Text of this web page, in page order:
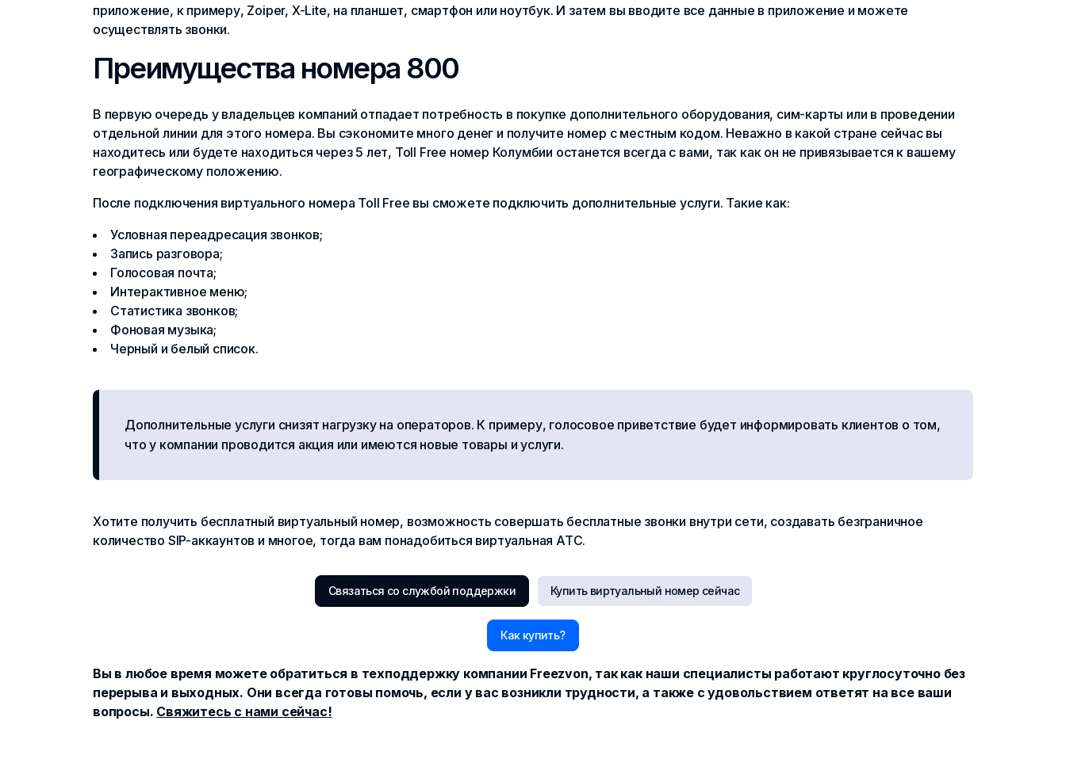
приложение, к примеру, Zoiper, X-Lite, на планшет, смартфон или ноутбук. И затем вы вводите все данные в приложение и можете
осуществлять звонки.
Преимущества номера 800
В первую очередь у владельцев компаний отпадает потребность в покупке дополнительного оборудования, сим-карты или в проведении
отдельной линии для этого номера. Вы сэкономите много денег и получите номер с местным кодом. Неважно в какой стране сейчас вы
находитесь или будете находиться через 5 лет, Toll Free номер Колумбии останется всегда с вами, так как он не привязывается к вашему
географическому положению.
После подключения виртуального номера Toll Free вы сможете подключить дополнительные услуги. Такие как:
Условная переадресация звонков;
Запись разговора;
Голосовая почта;
Интерактивное меню;
Статистика звонков;
Фоновая музыка;
Черный и белый список.
Дополнительные услуги снизят нагрузку на операторов. К примеру, голосовое приветствие будет информировать клиентов о том,
что у компании проводится акция или имеются новые товары и услуги.
Хотите получить бесплатный виртуальный номер, возможность совершать бесплатные звонки внутри сети, создавать безграничное
количество SIP-аккаунтов и многое, тогда вам понадобиться виртуальная АТС.
Связаться со службой поддержки Купить виртуальный номер сейчас
Как купить?
Вы в любое время можете обратиться в техподдержку компании Freezvon, так как наши специалисты работают круглосуточно без
перерыва и выходных. Они всегда готовы помочь, если у вас возникли трудности, а также с удовольствием ответят на все ваши
вопросы. Свяжитесь с нами сейчас!